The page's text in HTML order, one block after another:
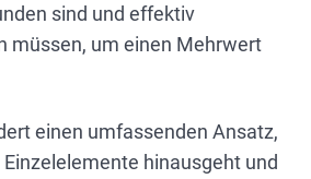
sind und effektiv
müssen, um einen Mehrwert
einen umfassenden Ansatz,
hinausgeht und